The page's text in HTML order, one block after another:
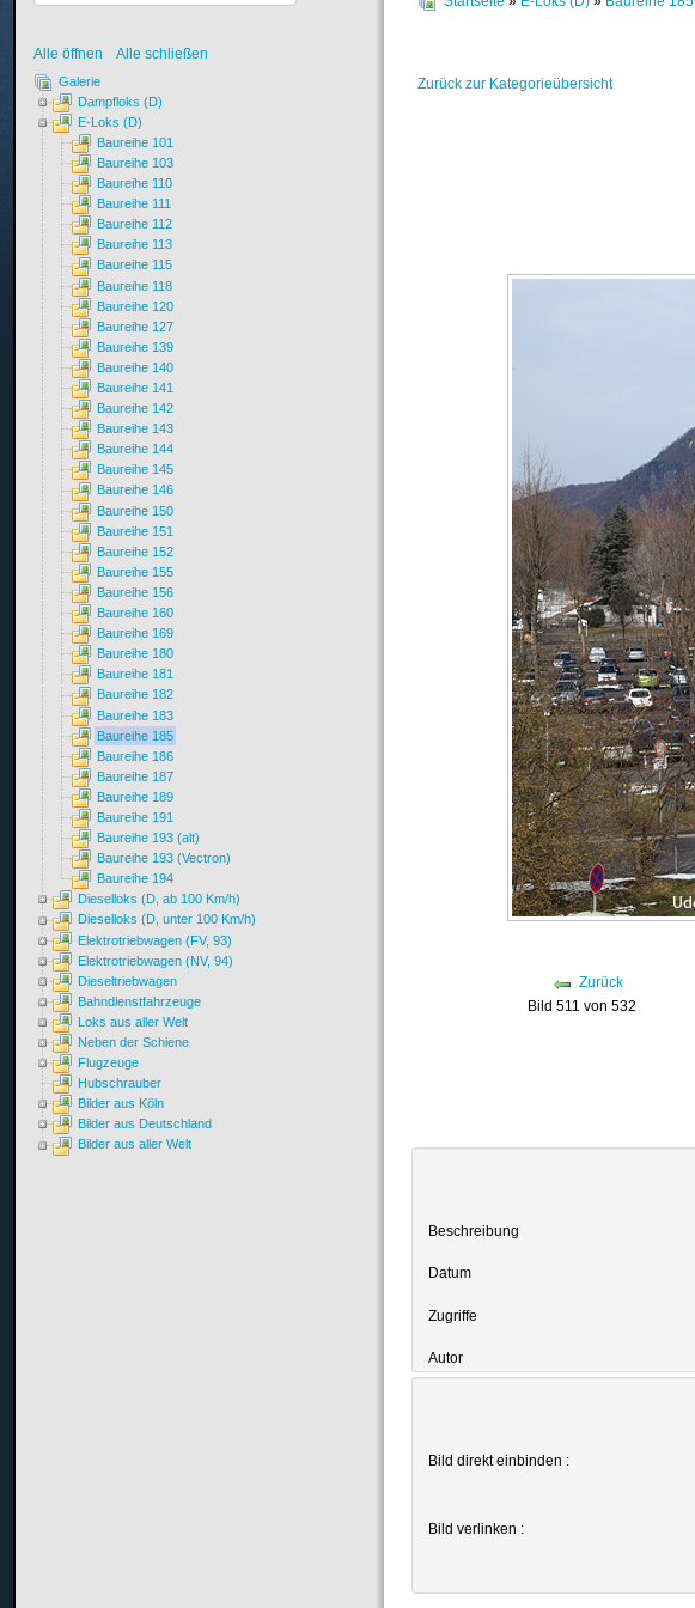
Zurück zur Kategorieübersicht
Zurück
Bild 511 von 532
Beschreibung
Datum
Zugriffe
Autor
Bild direkt einbinden :
Bild verlinken :
Alle öffnen Alle schließen
Galerie
Dampfloks (D)
E-Loks (D)
Baureihe 101
Baureihe 103
Baureihe 110
Baureihe 111
Baureihe 112
Baureihe 113
Baureihe 115
Baureihe 118
Baureihe 120
Baureihe 127
Baureihe 139
Baureihe 140
Baureihe 141
Baureihe 142
Baureihe 143
Baureihe 144
Baureihe 145
Baureihe 146
Baureihe 150
Baureihe 151
Baureihe 152
Baureihe 155
Baureihe 156
Baureihe 160
Baureihe 169
Baureihe 180
Baureihe 181
Baureihe 182
Baureihe 183
Baureihe 185
Baureihe 186
Baureihe 187
Baureihe 189
Baureihe 191
Baureihe 193 (alt)
Baureihe 193 (Vectron)
Baureihe 194
Dieselloks (D, ab 100 Km/h)
Dieselloks (D, unter 100 Km/h)
Elektrotriebwagen (FV, 93)
Elektrotriebwagen (NV, 94)
Dieseltriebwagen
Bahndienstfahrzeuge
Loks aus aller Welt
Neben der Schiene
Flugzeuge
Hubschrauber
Bilder aus Köln
Bilder aus Deutschland
Bilder aus aller Welt